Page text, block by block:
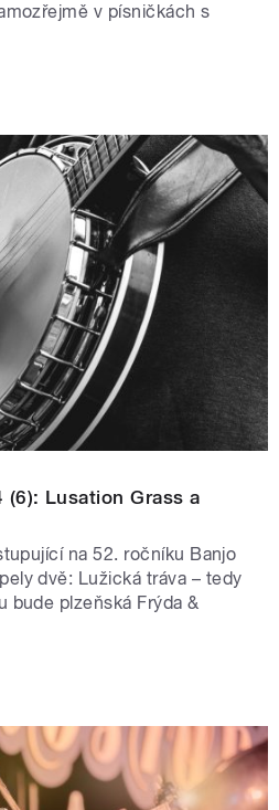
v písničkách s
(6): Lusation Grass a
na 52. ročníku Banjo
dvě: Lužická tráva – tedy
bude plzeňská Frýda &